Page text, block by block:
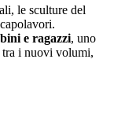
le sculture del
e ragazzi, uno
tra i nuovi volumi,